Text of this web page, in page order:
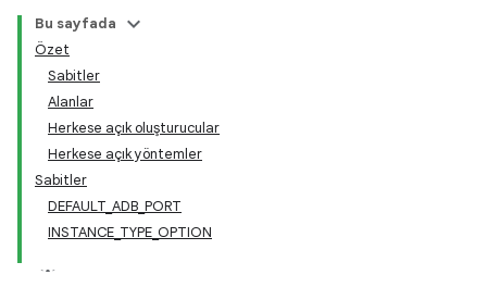
Bu sayfada
Özet
Sabitler
Alanlar
Herkese açık oluşturucular
Herkese açık yöntemler
Sabitler
DEFAULT_ADB_PORT
INSTANCE_TYPE_OPTION